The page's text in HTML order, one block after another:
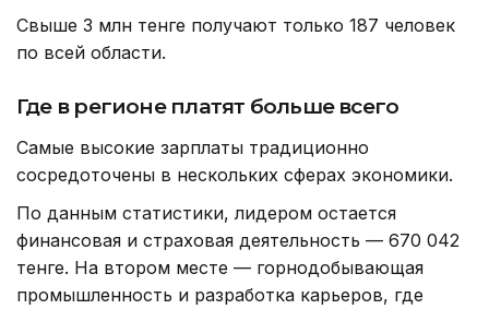
Свыше 3 млн тенге получают только 187 человек
по всей области.
Где в регионе платят больше всего
Самые высокие зарплаты традиционно
сосредоточены в нескольких сферах экономики.
По данным статистики, лидером остается
финансовая и страховая деятельность — 670 042
тенге. На втором месте — горнодобывающая
промышленность и разработка карьеров, где